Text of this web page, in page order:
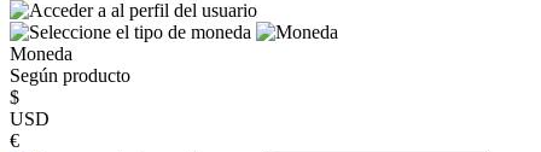
Moneda
Según producto
$
USD
€